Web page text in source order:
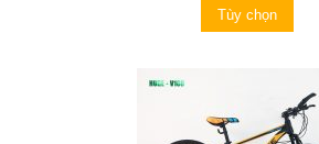
Tùy chọn